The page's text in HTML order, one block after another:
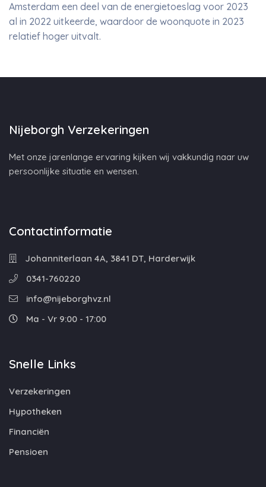
Amsterdam een deel van de energietoeslag voor 2023
al in 2022 uitkeerde, waardoor de woonquote in 2023
relatief hoger uitvalt.
Nijeborgh Verzekeringen
Met onze jarenlange ervaring kijken wij vakkundig naar uw
persoonlijke situatie en wensen.
Contactinformatie
Johanniterlaan 4A, 3841 DT, Harderwijk
0341-760220
info@nijeborghvz.nl
Ma - Vr 9:00 - 17:00
Snelle Links
Verzekeringen
Hypotheken
Financiën
Pensioen